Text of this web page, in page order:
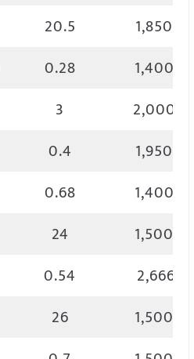
20.5
0.28
3
0.4
0.68
24
0.54
26